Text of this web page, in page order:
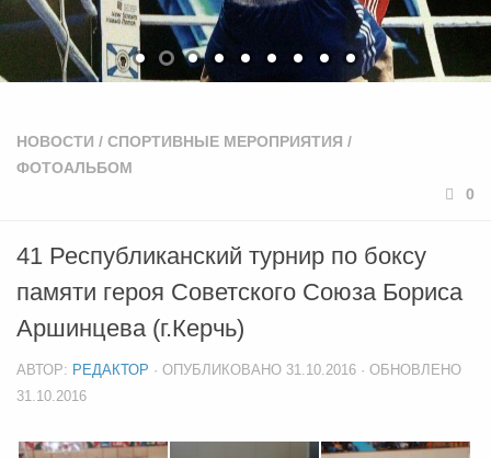
НОВОСТИ / СПОРТИВНЫЕ МЕРОПРИЯТИЯ /
ФОТОАЛЬБОМ
0
41 Республиканский турнир по боксу
памяти героя Советского Союза Бориса
Аршинцева (г.Керчь)
АВТОР: РЕДАКТОР · ОПУБЛИКОВАНО 31.10.2016 · ОБНОВЛЕНО
31.10.2016